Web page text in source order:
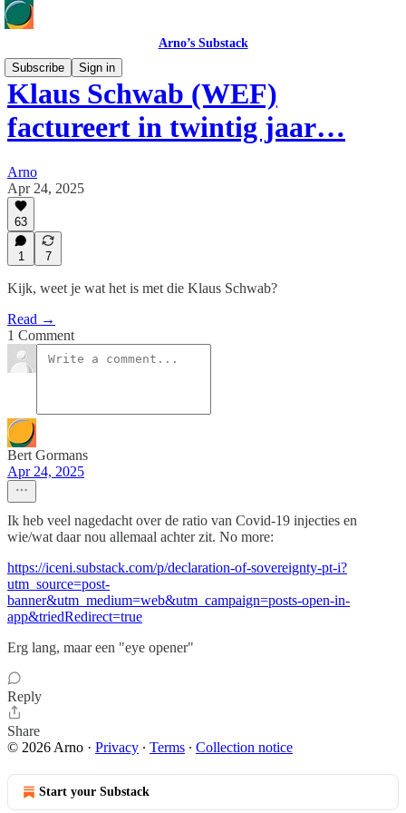
Arno’s Substack
Subscribe
Sign in
Klaus Schwab (WEF)
factureert in twintig jaar…
Arno
Apr 24, 2025
63
1 7
Kijk, weet je wat het is met die Klaus Schwab?
Read →
1 Comment
Bert Gormans
Apr 24, 2025
Ik heb veel nagedacht over de ratio van Covid-19 injecties en
wie/wat daar nou allemaal achter zit. No more:
https://iceni.substack.com/p/declaration-of-sovereignty-pt-i?
utm_source=post-
banner&utm_medium=web&utm_campaign=posts-open-in-
app&triedRedirect=true
Erg lang, maar een "eye opener"
Reply
Share
© 2026 Arno · Privacy ∙ Terms ∙ Collection notice
Start your Substack